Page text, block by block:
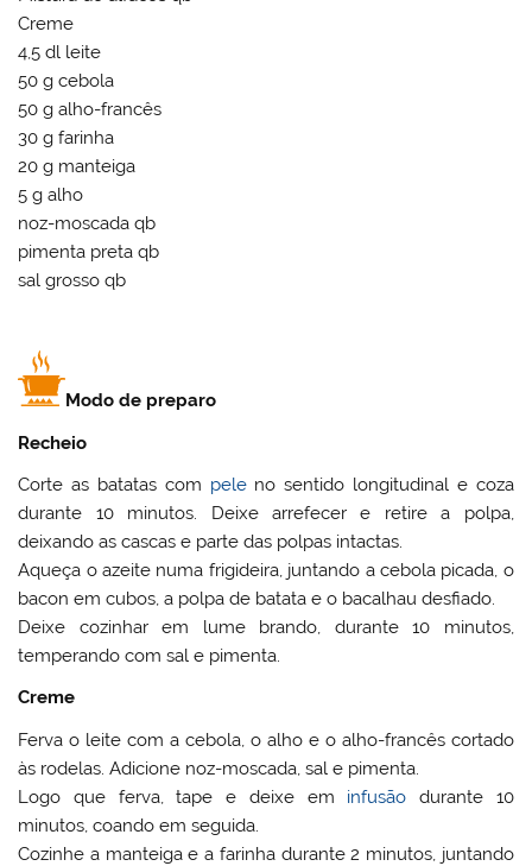
Creme
4,5 dl leite
50 g cebola
50 g alho-francês
30 g farinha
20 g manteiga
5 g alho
noz-moscada qb
pimenta preta qb
sal grosso qb
Modo de preparo
Recheio
Corte as batatas com peleno sentido longitudinal e coza
durante 10 minutos. Deixe arrefecer e retire a polpa,
deixando as cascas e parte das polpas intactas.
Aqueça o azeite numa frigideira, juntando a cebola picada, o
bacon em cubos, a polpa de batata e o bacalhau desfiado.
Deixe cozinhar em lume brando, durante 10 minutos,
temperando com sal e pimenta.
Creme
Ferva o leite com a cebola, o alho e o alho-francês cortado
às rodelas. Adicione noz-moscada, sal e pimenta.
Logo que ferva, tape e deixe em infusão durante 10
minutos, coando em seguida.
Cozinhe a manteiga e a farinha durante 2 minutos, juntando